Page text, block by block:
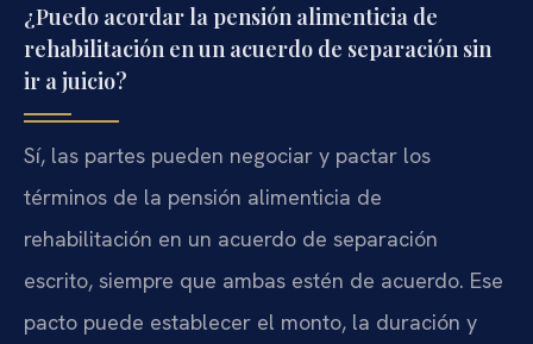
¿Puedo acordar la pensión alimenticia de
rehabilitación en un acuerdo de separación sin
ir a juicio?
Sí, las partes pueden negociar y pactar los
términos de la pensión alimenticia de
rehabilitación en un acuerdo de separación
escrito, siempre que ambas estén de acuerdo. Ese
pacto puede establecer el monto, la duración y